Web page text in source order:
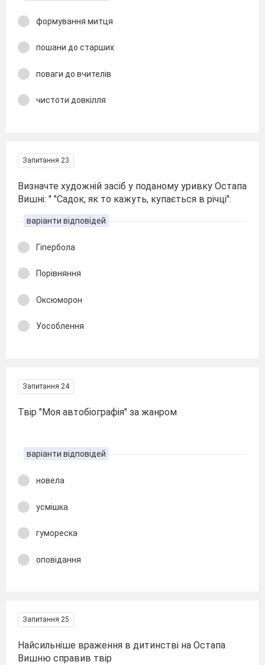
формування митця
пошани до старших
поваги до вчителів
чистоти довкілля
Запитання 23
Визначте художній засіб у поданому уривку Остапа
Вишні: " "Садок, як то кажуть, купається в річці":
варіанти відповідей
Гіпербола
Порівняння
Оксюморон
Уособлення
Запитання 24
Твір "Моя автобіографія" за жанром
варіанти відповідей
новела
усмішка
гумореска
оповідання
Запитання 25
Найсильніше враження в дитинстві на Остапа
Вишню справив твір